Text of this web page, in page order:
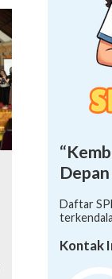
Daftar
Kontak